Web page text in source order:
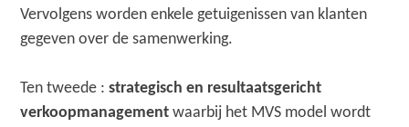
Vervolgens worden enkele getuigenissen van klanten
gegeven over de samenwerking.
Ten tweede :strategisch en resultaatsgericht
verkoopmanagement waarbij het MVS model wordt